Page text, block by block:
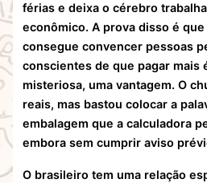
férias e deixa o cérebro
econômico. A prova disso é
consegue convencer pessoas
conscientes de que pagar mais
misteriosa, uma vantagem. O
reais, mas bastou colocar a
embalagem que a calculadora
embora sem cumprir aviso
O brasileiro tem uma relação